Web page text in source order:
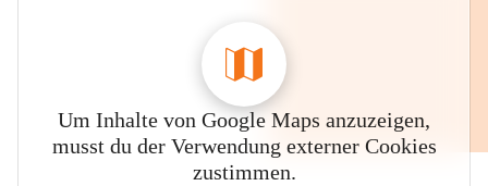
Um Inhalte von Google Maps anzuzeigen,
musst du der Verwendung externer Cookies
zustimmen.